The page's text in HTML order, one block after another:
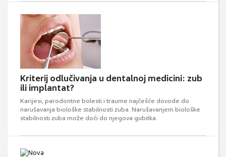
Kriterij odlučivanja u dentalnoj medicini: zub
ili implantat?
Karijesi, parodontne bolesti i traume najčešće dovode do
narušavanja biološke stabilnosti zuba. Narušavanjem biološke
stabilnosti zuba može doći do njegova gubitka.